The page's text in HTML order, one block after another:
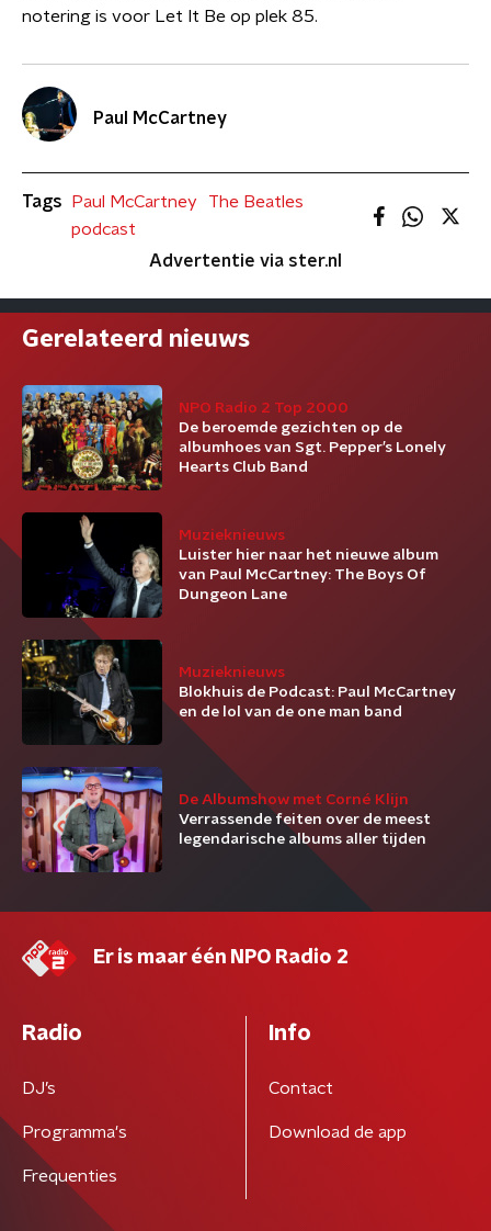
notering is voor Let It Be op plek 85.
Paul McCartney
Tags Paul McCartney
The Beatles
podcast
Advertentie via ster.nl
Gerelateerd nieuws
NPO Radio 2 Top 2000
De beroemde gezichten op de
albumhoes van Sgt. Pepper’s Lonely
Hearts Club Band
Muzieknieuws
Luister hier naar het nieuwe album
van Paul McCartney: The Boys Of
Dungeon Lane
Muzieknieuws
Blokhuis de Podcast: Paul McCartney
en de lol van de one man band
De Albumshow met Corné Klijn
Verrassende feiten over de meest
legendarische albums aller tijden
Er is maar één NPO Radio 2
Radio
DJ’s
Programma's
Frequenties
Info
Contact
Download de app